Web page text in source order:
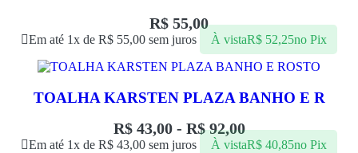
R$ 55,00
Em até 1x de R$55,00sem juros À vistaR$52,25no Pix
TOALHA KARSTEN PLAZA BANHO E R
R$43,00 - R$92,00
Em até 1x de R$43,00sem juros À vistaR$40,85no Pix